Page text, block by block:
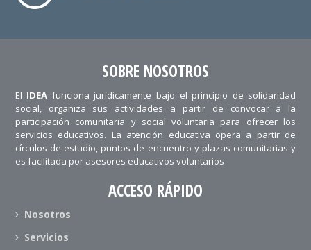
SOBRE NOSOTROS
El IDEA funciona jurídicamente bajo el principio de solidaridad
social, organiza sus actividades a partir de convocar a la
participación comunitaria y social voluntaria para ofrecer los
servicios educativos. La atención educativa opera a partir de
círculos de estudio, puntos de encuentro y plazas comunitarias y
es facilitada por asesores educativos voluntarios
ACCESO RÁPIDO
Nosotros
Servicios